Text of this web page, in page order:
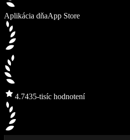
Aplikácia dňaApp Store
4.7435-tisíc hodnotení